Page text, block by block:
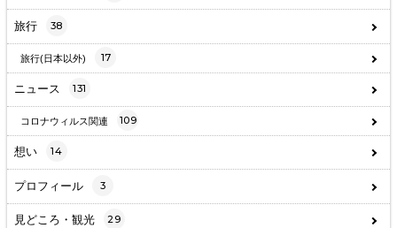
旅行 38
旅行(日本以外) 17
ニュース 131
コロナウィルス関連 109
想い 14
プロフィール 3
見どころ・観光 29